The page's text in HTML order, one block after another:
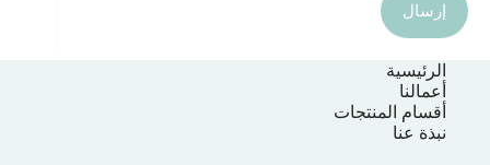
إرسال
الرئيسية
أعمالنا
أقسام المنتجات
نبذة عنا